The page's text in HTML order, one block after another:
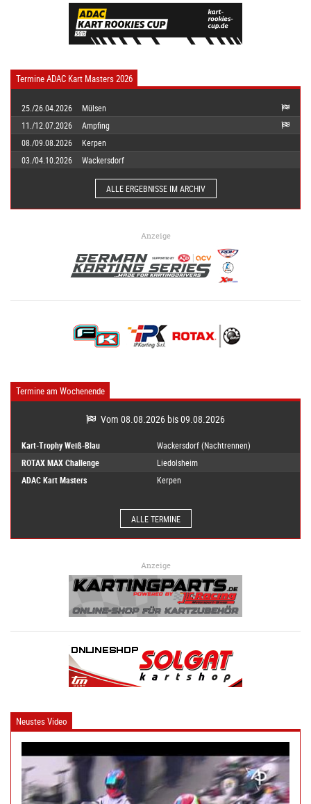
Termine ADAC Kart Masters 2026
25./26.04.2026
Mülsen
11./12.07.2026
Ampfing
08./09.08.2026
Kerpen
03./04.10.2026
Wackersdorf
ALLE ERGEBNISSE IM ARCHIV
Anzeige
Termine am Wochenende
Vom 08.08.2026 bis 09.08.2026
Kart-Trophy Weiß-Blau
Wackersdorf (Nachtrennen)
ROTAX MAX Challenge
Liedolsheim
ADAC Kart Masters
Kerpen
ALLE TERMINE
Anzeige
Neustes Video